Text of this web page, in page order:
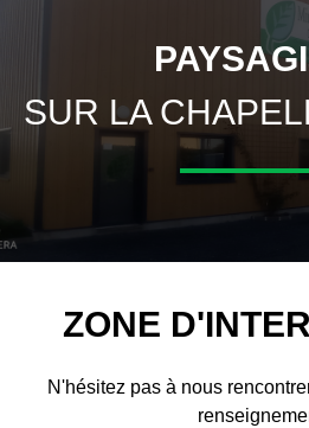
SUR LA
ZONE
N'hésitez pas à nous